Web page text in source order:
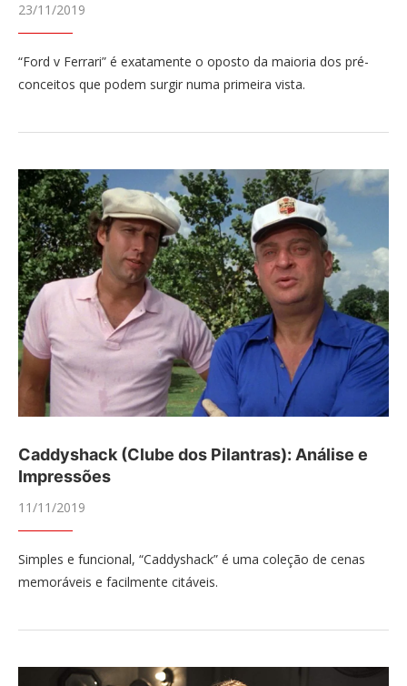
23/11/2019
“Ford v Ferrari” é exatamente o oposto da maioria dos pré-
conceitos que podem surgir numa primeira vista.
Caddyshack (Clube dos Pilantras): Análise e
Impressões
11/11/2019
Simples e funcional, “Caddyshack” é uma coleção de cenas
memoráveis e facilmente citáveis.